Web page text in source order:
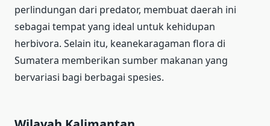
perlindungan dari predator, membuat daerah ini
sebagai tempat yang ideal untuk kehidupan
herbivora. Selain itu, keanekaragaman flora di
Sumatera memberikan sumber makanan yang
bervariasi bagi berbagai spesies.